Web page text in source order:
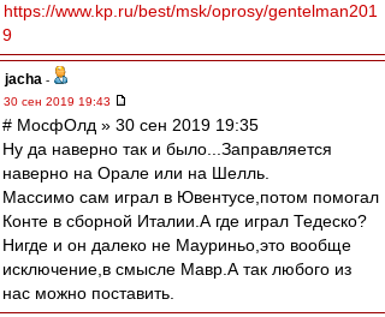
https://www.kp.ru/best/msk/oprosy/gentelman201
9
jacha -
30 сен 2019 19:43
# МосфОлд » 30 сен 2019 19:35
Ну да наверно так и было...Заправляется
наверно на Орале или на Шелль.
Массимо сам играл в Ювентусе,потом помогал
Конте в сборной Италии.А где играл Тедеско?
Нигде и он далеко не Мауриньо,это вообще
исключение,в смысле Мавр.А так любого из
нас можно поставить.